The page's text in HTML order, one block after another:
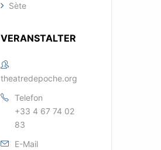
Sète
VERANSTALTER
theatredepoche.org
Telefon
+33 4 67 74 02
83
E-Mail